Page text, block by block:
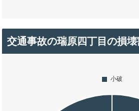
交通事故の瑞原四丁目の損